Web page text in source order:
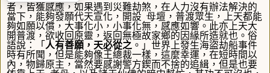
者，皆獲感應，如果遇到災難劫煞，在人力沒有辦法解決的
當下，能夠發願代天宣化，開設 母壇，普渡眾生，上天都能
夠如願以償，大事化小，小事化無，感應如響。此亦上天大
開普渡，欲收回原靈，返回無極故家鄉的因緣所造就也。俗
語說：「 人有善願，天必從之 。」世界上發生海盜劫船事件
時有所聞，但是能夠像王總裁一樣，這麼幸運，在短時間以
內，物歸原主，當然要感謝警方鍥而不捨的追緝，但是也要